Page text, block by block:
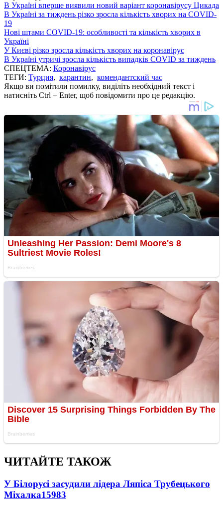
В Україні вперше виявили новий варіант коронавірусу Цикада
В Україні за тиждень різко зросла кількість хворих на COVID-
19
Нові штами COVID-19: особливості та кількість хворих в
Україні
У Києві різко зросла кількість хворих на коронавірус
В Україні утричі зросла кількість випадків COVID за тиждень
СПЕЦТЕМА: Коронавірус
ТЕГИ: Турция, карантин, комендантский час
Якщо ви помітили помилку, виділіть необхідний текст і
натисніть Ctrl + Enter, щоб повідомити про це редакцію.
ЧИТАЙТЕ ТАКОЖ
У Білорусі засудили лідера Ляпіса Трубецького
Міхалка15983